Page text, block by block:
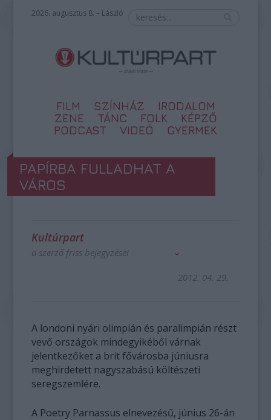
2026. augusztus 8. – László
FILM SZÍNHÁZ
IRODALOM
ZENE
TÁNC FOLK
KÉPZŐ
PODCAST
VIDEÓ GYERMEK
PAPÍRBA FULLADHAT A
VÁROS
Kultúrpart
a szerző friss bejegyzései
2012. 04. 29.
A londoni nyári olimpián és paralimpián részt
vevő országok mindegyikéből várnak
jelentkezőket a brit fővárosba júniusra
meghirdetett nagyszabású költészeti
seregszemlére.
A Poetry Parnassus elnevezésű, június 26-án